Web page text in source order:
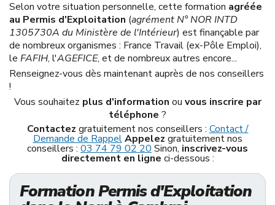
Selon votre situation personnelle, cette formation agréée
au Permis d'Exploitation (agrément N° NOR INTD
1305730A du Ministère de l'Intérieur) est finançable par
de nombreux organismes : France Travail (ex-Pôle Emploi),
le FAFIH, l'AGEFICE, et de nombreux autres encore...
Renseignez-vous dès maintenant auprès de nos conseillers
!
Vous souhaitez plus d'information ou vous inscrire par
téléphone ?
Contactez gratuitement nos conseillers : Contact /
Demande de Rappel Appelez gratuitement nos
conseillers : 03 74 79 02 20 Sinon, inscrivez-vous
directement en ligne ci-dessous :
Formation Permis d'Exploitation